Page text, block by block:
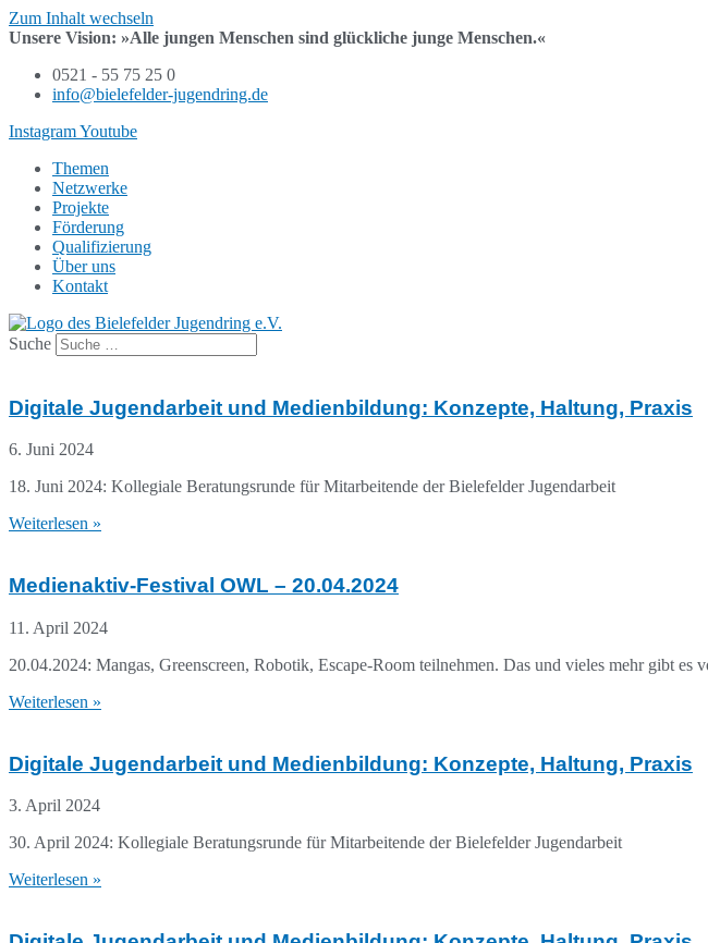
Zum Inhalt wechseln
Unsere Vision: »Alle jungen Menschen sind glückliche junge Menschen.«
0521 - 55 75 25 0
info@bielefelder-jugendring.de
InstagramYoutube
Themen
Netzwerke
Projekte
Förderung
Qualifizierung
Über uns
Kontakt
Suche
Digitale Jugendarbeit und Medienbildung: Konzepte, Haltung, Praxis
6. Juni 2024
18. Juni 2024: Kollegiale Beratungsrunde für Mitarbeitende der Bielefelder Jugendarbeit
Weiterlesen »
Medienaktiv-Festival OWL – 20.04.2024
11. April 2024
20.04.2024: Mangas, Greenscreen, Robotik, Escape-Room teilnehmen. Das und vieles mehr gibt
Weiterlesen »
Digitale Jugendarbeit und Medienbildung: Konzepte, Haltung, Praxis
3. April 2024
30. April 2024: Kollegiale Beratungsrunde für Mitarbeitende der Bielefelder Jugendarbeit
Weiterlesen »